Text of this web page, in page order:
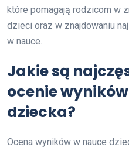
które pomagają rodzicom w
dzieci oraz w znajdowaniu
w nauce.
Jakie są
ocenie
dziecka?
Ocena wyników w nauce